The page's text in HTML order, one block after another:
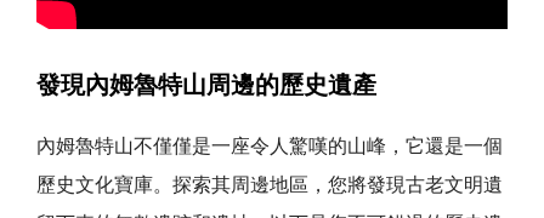
發現內姆魯特山周邊的歷史遺產
內姆魯特山不僅僅是一座令人驚嘆的山峰，它還是一個
歷史文化寶庫。探索其周邊地區，您將發現古老文明遺